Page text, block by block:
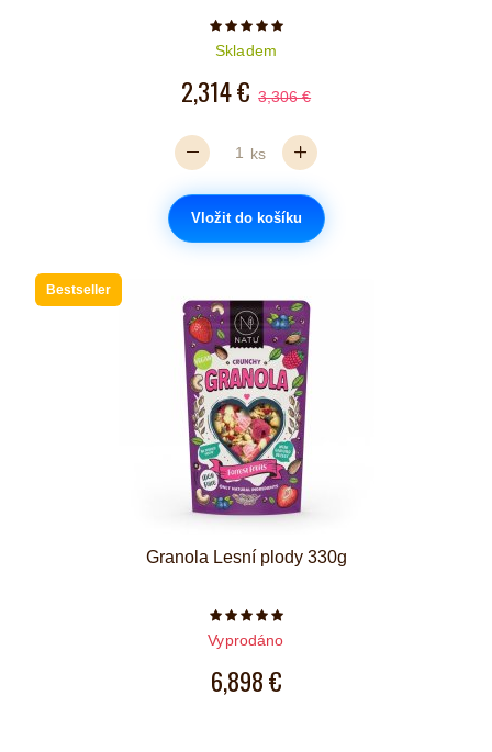
Počet hvězdiček je 5 z 5
Skladem
2,314 € 3,306 €
ks
Vložit do košíku
Bestseller
Granola Lesní plody 330g
Počet hvězdiček je 5 z 5
Vyprodáno
6,898 €